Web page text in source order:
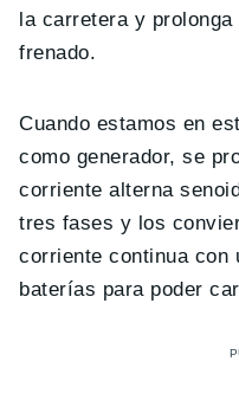
la carretera y
frenado.
Cuando estamos en
como generador, se
corriente alterna
tres fases y los
corriente continua con
baterías para poder